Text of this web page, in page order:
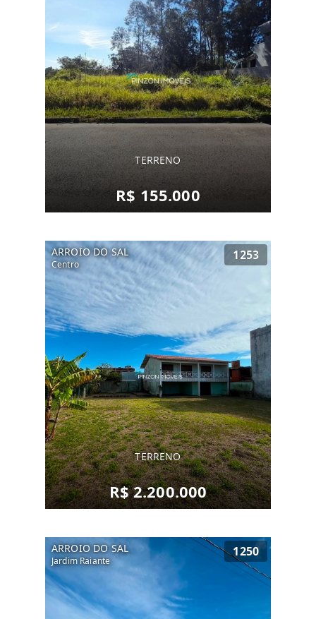
TERRENO
R$ 155.000
ARROIO DO SAL
Centro
1253
TERRENO
R$ 2.200.000
ARROIO DO SAL
Jardim Raiante
1250